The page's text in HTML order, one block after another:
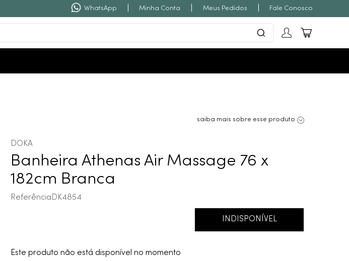
WhatsApp Minha Conta Meus Pedidos Fale Conosco
saiba mais sobre esse produto
DOKA
Banheira Athenas Air Massage 76 x
182cm Branca
Referência DK4854
INDISPONÍVEL
Este produto não está disponível no momento